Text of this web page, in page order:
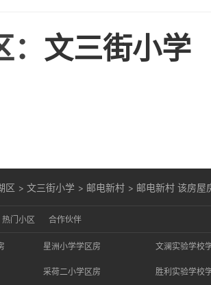
文三街小学
区 >文三街小学 > 邮电新村 > 邮电新村 该房屋
热门小区 合作伙伴
星洲小学学区房 文澜实验学校
采荷二小学区房 胜利实验学校